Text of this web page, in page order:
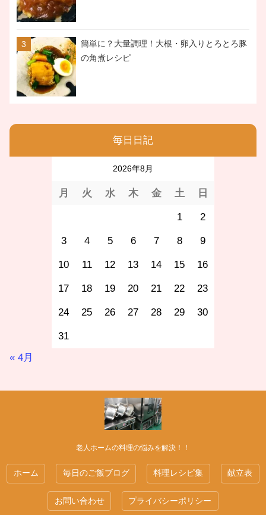
簡単に？大量調理！大根・卵入りとろとろ豚
の角煮レシピ
毎日日記
2026年8月
月 火 水 木 金 土 日
1 2
3 4 5 6 7 8 9
10 11 12 13 14 15 16
17 18 19 20 21 22 23
24 25 26 27 28 29 30
31
« 4月
老人ホームの料理の悩みを解決！！
ホーム 毎日のご飯ブログ 料理レシピ集 献立表
お問い合わせ プライバシーポリシー